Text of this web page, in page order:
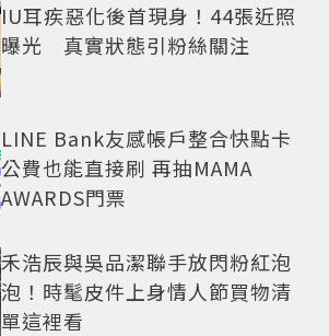
IU耳疾惡化後首現身！44張近照
曝光 真實狀態引粉絲關注
LINE Bank友感帳戶整合快點卡
公費也能直接刷 再抽MAMA
AWARDS門票
禾浩辰與吳品潔聯手放閃粉紅泡
泡！時髦皮件上身情人節買物清
單這裡看